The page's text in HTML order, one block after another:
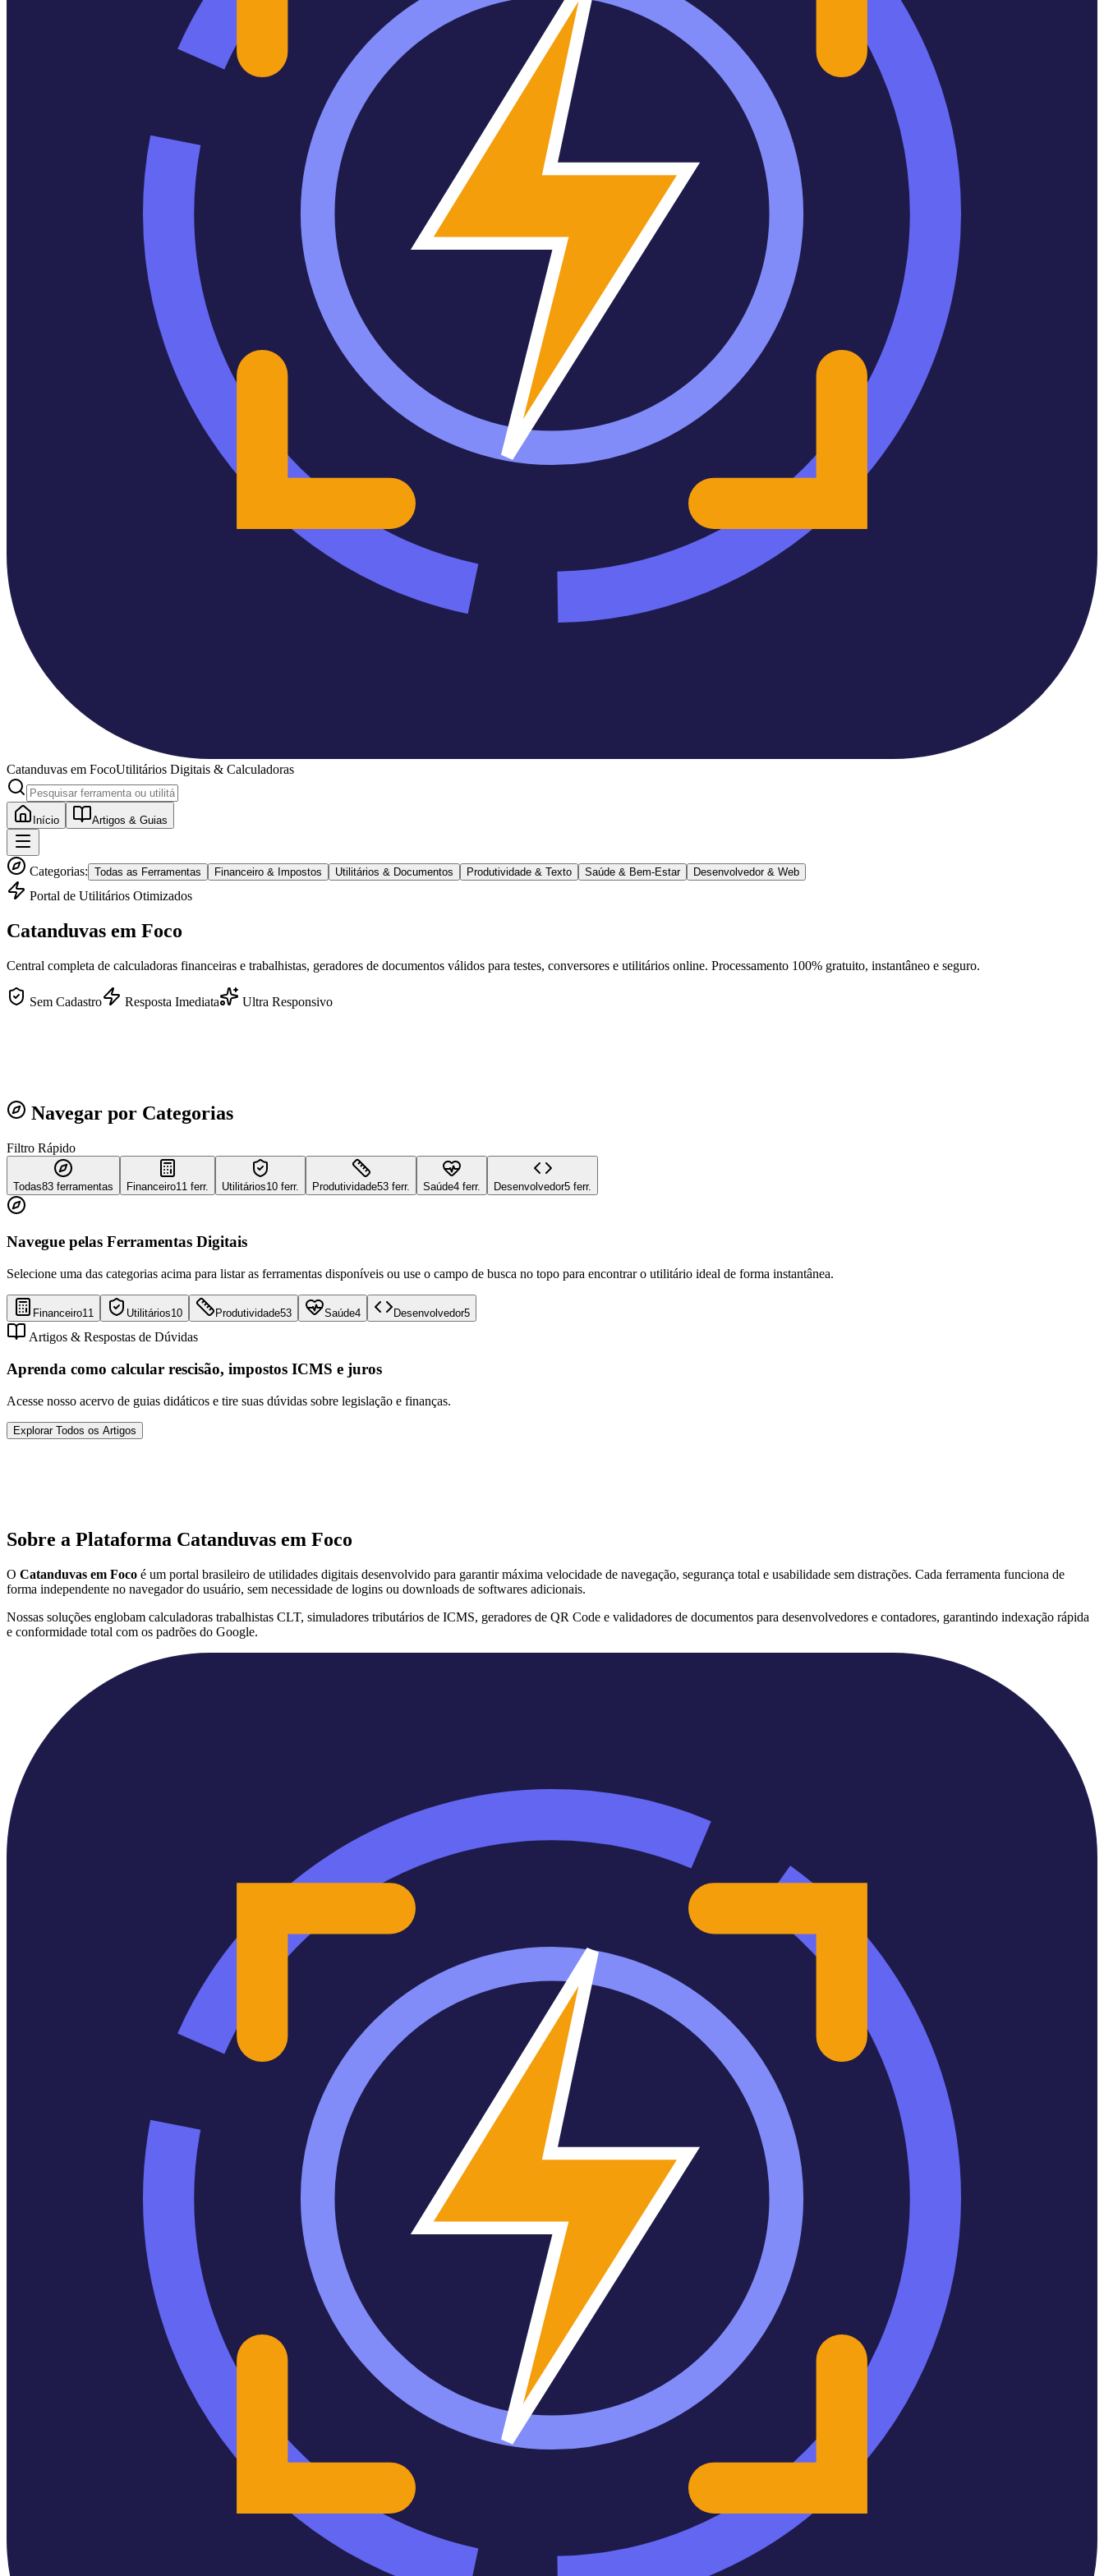
Catanduvas em FocoUtilitários Digitais & Calculadoras
Início Artigos & Guias
Categorias: Todas as Ferramentas Financeiro & Impostos Utilitários & Documentos Produtividade & Texto Saúde & Bem-Estar Desenvolvedor & Web
Portal de Utilitários Otimizados
Catanduvas em Foco
Central completa de calculadoras financeiras e trabalhistas, geradores de documentos válidos para testes, conversores e utilitários online. Processamento 100% gratuito, instantâneo e seguro.
Sem Cadastro Resposta Imediata Ultra Responsivo
Navegar por Categorias
Filtro Rápido
Todas83 ferramentas Financeiro11 ferr. Utilitários10 ferr. Produtividade53 ferr. Saúde4 ferr. Desenvolvedor5 ferr.
Navegue pelas Ferramentas Digitais
Selecione uma das categorias acima para listar as ferramentas disponíveis ou use o campo de busca no topo para encontrar o utilitário ideal de forma instantânea.
Financeiro11 Utilitários10 Produtividade53 Saúde4 Desenvolvedor5
Artigos & Respostas de Dúvidas
Aprenda como calcular rescisão, impostos ICMS e juros
Acesse nosso acervo de guias didáticos e tire suas dúvidas sobre legislação e finanças.
Explorar Todos os Artigos
Sobre a Plataforma Catanduvas em Foco
O Catanduvas em Foco é um portal brasileiro de utilidades digitais desenvolvido para garantir máxima velocidade de navegação, segurança total e usabilidade sem distrações. Cada ferramenta funciona de
forma independente no navegador do usuário, sem necessidade de logins ou downloads de softwares adicionais.
Nossas soluções englobam calculadoras trabalhistas CLT, simuladores tributários de ICMS, geradores de QR Code e validadores de documentos para desenvolvedores e contadores, garantindo indexação rápida
e conformidade total com os padrões do Google.